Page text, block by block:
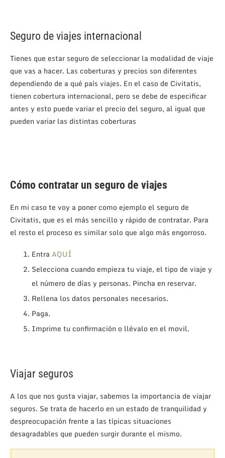
Seguro de viajes internacional
Tienes que estar seguro de seleccionar la modalidad de viaje
que vas a hacer. Las coberturas y precios son diferentes
dependiendo de a qué país viajes. En el caso de Civitatis,
tienen cobertura internacional, pero se debe de especificar
antes y esto puede variar el precio del seguro, al igual que
pueden variar las distintas coberturas
Cómo contratar un seguro de viajes
En mi caso te voy a poner como ejemplo el seguro de
Civitatis, que es el más sencillo y rápido de contratar. Para
el resto el proceso es similar solo que algo más engorroso.
EntraAQUÍ
Selecciona cuando empieza tu viaje, el tipo de viaje y
el número de días y personas. Pincha en reservar.
Rellena los datos personales necesarios.
Paga.
Imprime tu confirmación o llévalo en el movil.
Viajar seguros
A los que nos gusta viajar, sabemos la importancia de viajar
seguros. Se trata de hacerlo en un estado de tranquilidad y
despreocupación frente a las típicas situaciones
desagradables que pueden surgir durante el mismo.